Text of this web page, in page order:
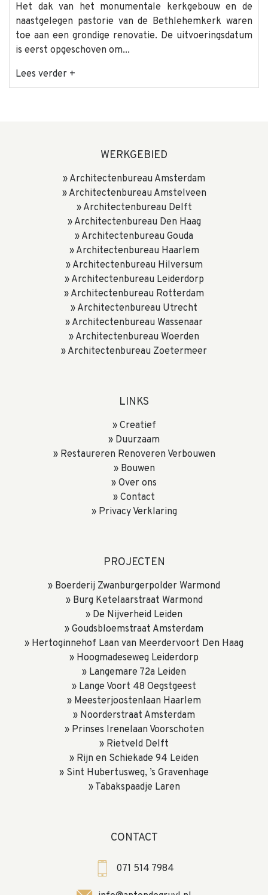
Het dak van het monumentale kerkgebouw en de
naastgelegen pastorie van de Bethlehemkerk waren
toe aan een grondige renovatie. De uitvoeringsdatum
is eerst opgeschoven om...
Lees verder +
WERKGEBIED
Architectenbureau Amsterdam
Architectenbureau Amstelveen
Architectenbureau Delft
Architectenbureau Den Haag
Architectenbureau Gouda
Architectenbureau Haarlem
Architectenbureau Hilversum
Architectenbureau Leiderdorp
Architectenbureau Rotterdam
Architectenbureau Utrecht
Architectenbureau Wassenaar
Architectenbureau Woerden
Architectenbureau Zoetermeer
LINKS
Creatief
Duurzaam
Restaureren Renoveren Verbouwen
Bouwen
Over ons
Contact
Privacy Verklaring
PROJECTEN
Boerderij Zwanburgerpolder Warmond
Burg Ketelaarstraat Warmond
De Nijverheid Leiden
Goudsbloemstraat Amsterdam
Hertoginnehof Laan van Meerdervoort Den Haag
Hoogmadeseweg Leiderdorp
Langemare 72a Leiden
Lange Voort 48 Oegstgeest
Meesterjoostenlaan Haarlem
Noorderstraat Amsterdam
Prinses Irenelaan Voorschoten
Rietveld Delft
Rijn en Schiekade 94 Leiden
Sint Hubertusweg, ’s Gravenhage
Tabakspaadje Laren
CONTACT
071 514 7984